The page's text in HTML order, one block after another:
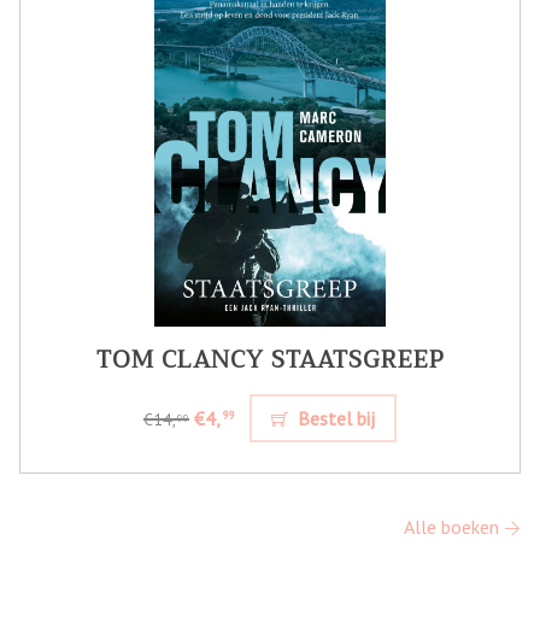
TOM CLANCY STAATSGREEP
€14,99 €4,99 Bestel bij
Alle boeken